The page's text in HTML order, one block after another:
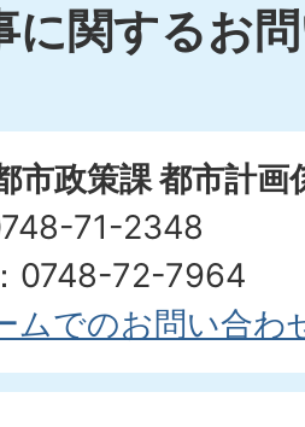
に関するお
市政策課 都市計画
71-2348
0748-72-7964
ムでのお問い合わ